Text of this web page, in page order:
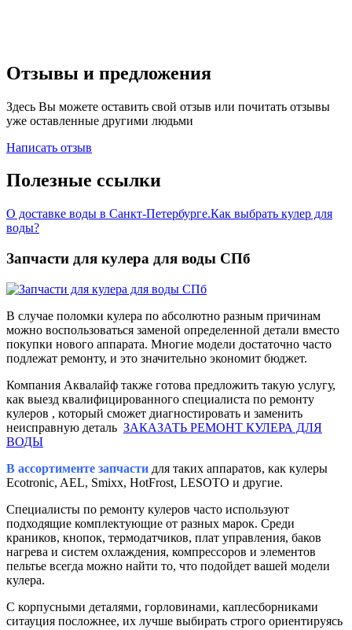
Отзывы и предложения
Здесь Вы можете оставить свой отзыв или почитать отзывы
уже оставленные другими людьми
Написать отзыв
Полезные ссылки
О доставке воды в Санкт-Петербурге.Как выбрать кулер для
воды?
Запчасти для кулера для воды СПб
В случае поломки кулера по абсолютно разным причинам
можно воспользоваться заменой определенной детали вместо
покупки нового аппарата. Многие модели достаточно часто
подлежат ремонту, и это значительно экономит бюджет.
Компания Аквалайф также готова предложить такую услугу,
как выезд квалифицированного специалиста по ремонту
кулеров , который сможет диагностировать и заменить
неисправную деталь ЗАКАЗАТЬ РЕМОНТ КУЛЕРА ДЛЯ
ВОДЫ
В ассортименте запчасти для таких аппаратов, как кулеры
Ecotronic, AEL, Smixx, HotFrost, LESOTO и другие.
Специалисты по ремонту кулеров часто используют
подходящие комплектующие от разных марок. Среди
краников, кнопок, термодатчиков, плат управления, баков
нагрева и систем охлаждения, компрессоров и элементов
пельтье всегда можно найти то, что подойдет вашей модели
кулера.
С корпусными деталями, горловинами, каплесборниками
ситауция посложнее, их лучше выбирать строго ориентируясь